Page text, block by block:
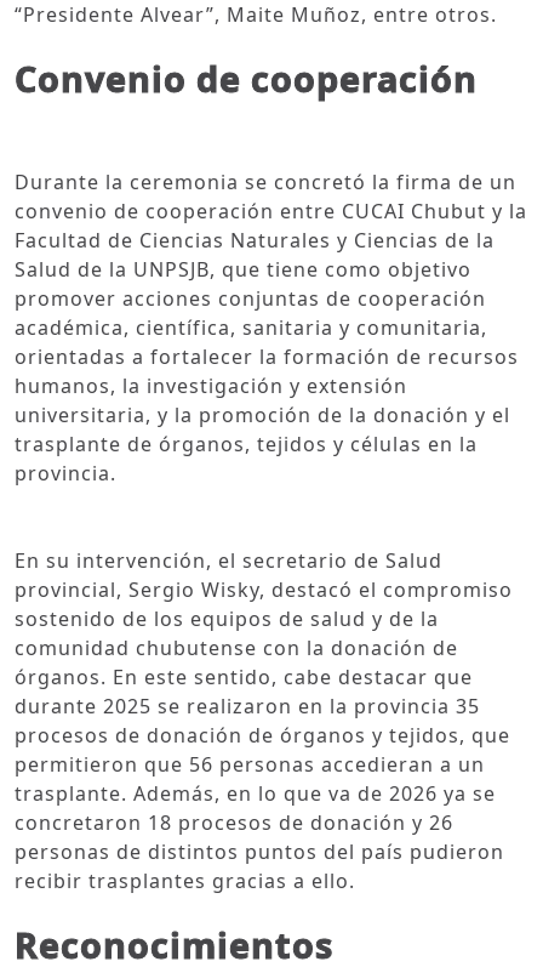
“Presidente Alvear”, Maite Muñoz, entre otros.
Convenio de cooperación
Durante la ceremonia se concretó la firma de un
convenio de cooperación entre CUCAI Chubut y la
Facultad de Ciencias Naturales y Ciencias de la
Salud de la UNPSJB, que tiene como objetivo
promover acciones conjuntas de cooperación
académica, científica, sanitaria y comunitaria,
orientadas a fortalecer la formación de recursos
humanos, la investigación y extensión
universitaria, y la promoción de la donación y el
trasplante de órganos, tejidos y células en la
provincia.
En su intervención, el secretario de Salud
provincial, Sergio Wisky, destacó el compromiso
sostenido de los equipos de salud y de la
comunidad chubutense con la donación de
órganos. En este sentido, cabe destacar que
durante 2025 se realizaron en la provincia 35
procesos de donación de órganos y tejidos, que
permitieron que 56 personas accedieran a un
trasplante. Además, en lo que va de 2026 ya se
concretaron 18 procesos de donación y 26
personas de distintos puntos del país pudieron
recibir trasplantes gracias a ello.
Reconocimientos